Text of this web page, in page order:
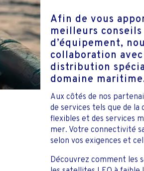
Afin de vous
meilleurs
d’équipement,
collaboration
distribution
domaine
Aux côtés de nos
de services tels que de la
flexibles et des services
mer. Votre connectivité
selon vos exigences et
Découvrez comment les